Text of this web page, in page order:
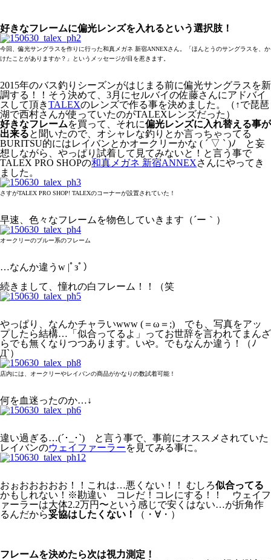
好きなフレームに偏光レンズを入れるという選択肢！
今回、偏光サングラスを作りに行った和真メガネ 新宿ANNEXさん。「ほんとうのサングラスを、か
けたことがありますか？」というメッセージが目を惹きます。
2015年のバス釣りシーズンがはじまる前に偏光サングラスを新
調する！！そう決めて、3月にセルバイの佐藤さんにアドバイ
スして頂きTALEXのレンズで作る事を決めました。（↑で琵琶
湖で西村さんが使っていたのがTALEXレンズだった）
好きなフレームを買って、それに偏光レンズに入れ替える事が
出来ると聞いたので、オシャレな釣りとか言っちゃってる
BURITSU的にはレイバンとかオークリーかな ( ´ ▽ ` )ﾉ と妄
想しながら、やっぱり試着して見てみないと！と言う事で
TALEX PRO SHOPの和真メガネ 新宿ANNEXさんにやってき
ました。
さすがTALEX PRO SHOP! TALEXのコーナーが設置されていた！
早速、色々なフレームを物色していきます（´ー｀）
オークリーのブルー系のフレーム
…なんか違うw |ﾟзﾟ）
続きまして、憧れの白フレーム！！（笑
やっぱり、なんかチャラいwww (＝ω＝;) でも、写真をアッ
プしたら結構…「似合ってるよ」ってお世辞を言われてまんざ
らでも無くなりつつあります。いや。でもなんか違う！（ﾉ
Д`）
店内には、オークリーやレイバンの商品がかなりの数試着可能！
何を血迷ったのか…↓
違い過ぎる…(´･_･`) と言う事で、事前にオススメされていた
レイバンのウェイファーラーを見てみる事に。
おぉおおおおお！！これは…悪くない！！ むしろ似合ってる
かもしれない！※勘違い コレだ！コレにする！！ ウェイフ
ァーラーは大体2.2万円〜という感じで安くはない…が折角作
るんだから妥協はしたくない！ （・∀・）
フレームを決めたら次は視力測定！